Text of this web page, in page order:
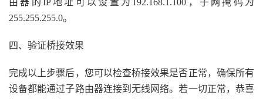
由器的IP地址可以设置为192.168.1.100，子网掩码为
255.255.255.0。
四、验证桥接效果
完成以上步骤后，您可以检查桥接效果是否正常，确保所有
设备都能通过子路由器连接到无线网络。若一切正常，恭喜